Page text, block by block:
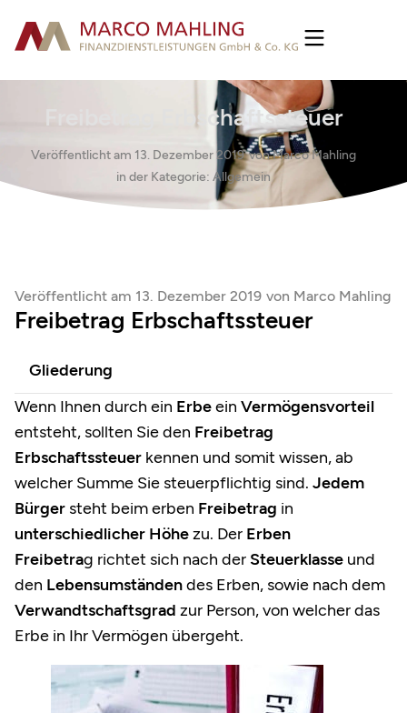
Freibetrag Erbschaftssteuer
Veröffentlicht am 13. Dezember 2019 vonMarco Mahling
in der Kategorie: Allgemein
Veröffentlicht am 13. Dezember 2019 von Marco Mahling
Freibetrag Erbschaftssteuer
Gliederung
Wenn Ihnen durch ein Erbeein Vermögensvorteil
entsteht, sollten Sie den Freibetrag
Erbschaftssteuer kennen und somit wissen, ab
welcher Summe Sie steuerpflichtig sind. Jedem
Bürger steht beim erben Freibetrag in
unterschiedlicher Höhezu. Der Erben
Freibetrag richtet sich nach der Steuerklasse und
den Lebensumständendes Erben, sowie nach dem
Verwandtschaftsgrad zur Person, von welcher das
Erbe in Ihr Vermögen übergeht.